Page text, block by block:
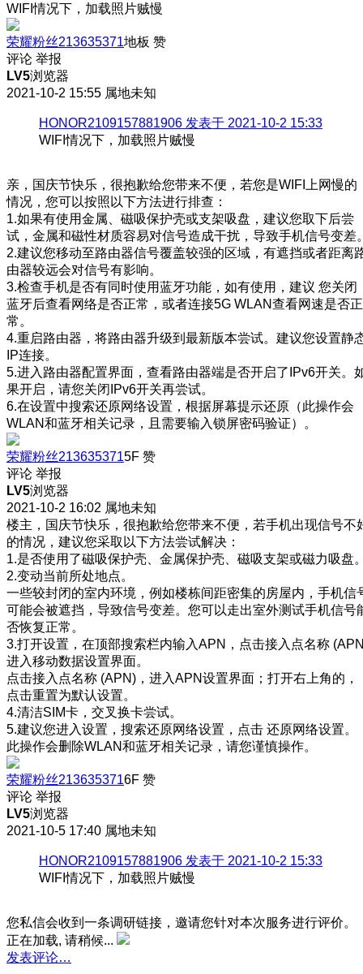
WIFI情况下，加载照片贼慢
荣耀粉丝213635371地板 赞
评论 举报
LV5浏览器
2021-10-2 15:55 属地未知
HONOR2109157881906 发表于 2021-10-2 15:33
WIFI情况下，加载照片贼慢
亲，国庆节快乐，很抱歉给您带来不便，若您是WIFI上网慢的
情况，您可以按照以下方法进行排查：
1.如果有使用金属、磁吸保护壳或支架吸盘，建议您取下后尝
试，金属和磁性材质容易对信号造成干扰，导致手机信号变差
2.建议您移动至路由器信号覆盖较强的区域，有遮挡或者距离
由器较远会对信号有影响。
3.检查手机是否有同时使用蓝牙功能，如有使用，建议 您关闭
蓝牙后查看网络是否正常，或者连接5G WLAN查看网速是否正
常。
4.重启路由器，将路由器升级到最新版本尝试。建议您设置静
IP连接。
5.进入路由器配置界面，查看路由器端是否开启了IPv6开关。
果开启，请您关闭IPv6开关再尝试。
6.在设置中搜索还原网络设置，根据屏幕提示还原（此操作会
WLAN和蓝牙相关记录，且需要输入锁屏密码验证）。
荣耀粉丝2136353715F 赞
评论 举报
LV5浏览器
2021-10-2 16:02 属地未知
楼主，国庆节快乐，很抱歉给您带来不便，若手机出现信号不
的情况，建议您采取以下方法尝试解决：
1.是否使用了磁吸保护壳、金属保护壳、磁吸支架或磁力吸盘
2.变动当前所处地点。
一些较封闭的室内环境，例如楼栋间距密集的房屋内，手机信
可能会被遮挡，导致信号变差。您可以走出室外测试手机信号
否恢复正常。
3.打开设置，在顶部搜索栏内输入APN，点击接入点名称
进入移动数据设置界面。
点击接入点名称 (APN)，进入APN设置界面；打开右上角的，
点击重置为默认设置。
4.清洁SIM卡，交叉换卡尝试。
5.建议您进入设置，搜索还原网络设置，点击 还原网络设置。
此操作会删除WLAN和蓝牙相关记录，请您谨慎操作。
荣耀粉丝2136353716F 赞
评论 举报
LV5浏览器
2021-10-5 17:40 属地未知
HONOR2109157881906 发表于 2021-10-2 15:33
WIFI情况下，加载照片贼慢
您私信会收到一条调研链接，邀请您针对本次服务进行评价。
正在加载, 请稍候...
发表评论…